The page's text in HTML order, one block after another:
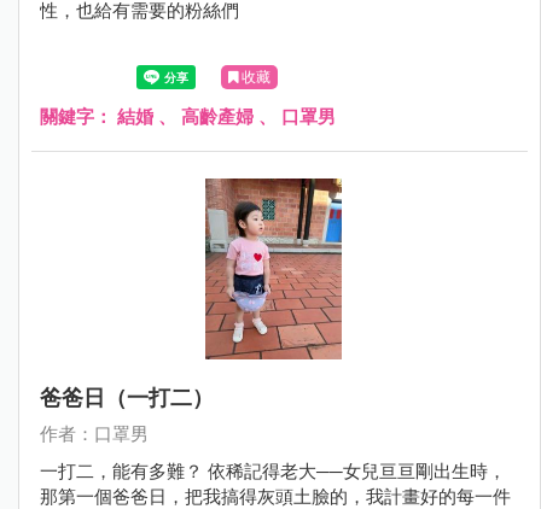
性，也給有需要的粉絲們
收藏
關鍵字： 結婚 、 高齡產婦 、 口罩男
爸爸日（一打二）
作者：口罩男
一打二，能有多難？ 依稀記得老大──女兒亘亘剛出生時，
那第一個爸爸日，把我搞得灰頭土臉的，我計畫好的每一件